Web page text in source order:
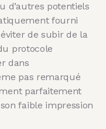
d’autres potentiels
fourni
de subir de la
protocole
dans
pas remarqué
parfaitement
faible impression